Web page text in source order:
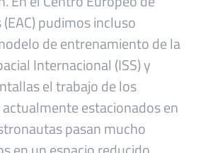
pudimos incluso
de entrenamiento de la
Internacional (ISS) y
el trabajo de los
estacionados en
pasan mucho